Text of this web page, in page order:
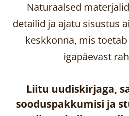
Naturaalsed
detailid ja ajatu sisustus
keskkonna, mis
igapäevast
Liitu uudiskirjaga,
sooduspakkumisi ja